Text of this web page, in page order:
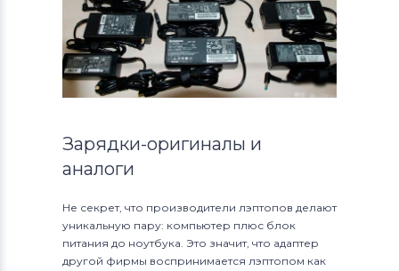
Зарядки-оригиналы и
аналоги
Не секрет, что производители лэптопов делают
уникальную пару: компьютер плюс блок
питания до ноутбука. Это значит, что адаптер
другой фирмы воспринимается лэптопом как